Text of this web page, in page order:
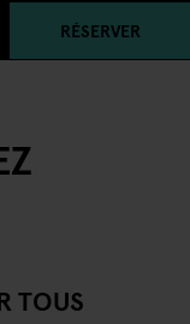
RÉSERVER
TOUS